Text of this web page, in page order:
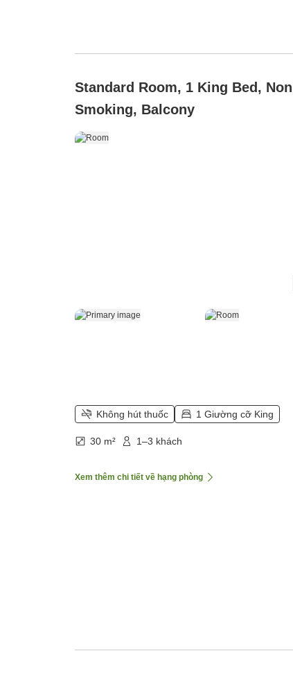
Standard Room, 1 King Bed, Non
Smoking, Balcony
Không hút thuốc 1 Giường cỡ King
30 m² 1–3 khách
Xem thêm chi tiết về hạng phòng